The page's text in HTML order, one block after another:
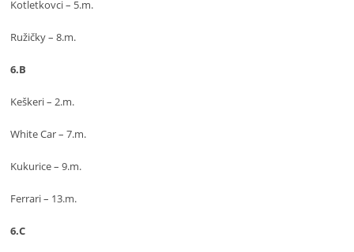
Kotletkovci – 5.m.
Ružičky – 8.m.
6.B
Keškeri – 2.m.
White Car – 7.m.
Kukurice – 9.m.
Ferrari – 13.m.
6.C